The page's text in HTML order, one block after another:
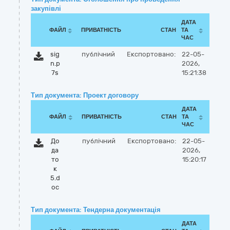
закупівлі
ФАЙЛ ПРИВАТНІСТЬ СТАН
ДАТА
ТА
ЧАС
sig
n.p
7s
публічний Експортовано:
22-05-
2026,
15:21:38
Тип документа: Проект договору
ФАЙЛ ПРИВАТНІСТЬ СТАН
ДАТА
ТА
ЧАС
До
да
то
к
5.d
oc
публічний Експортовано:
22-05-
2026,
15:20:17
Тип документа: Тендерна документація
ДАТА